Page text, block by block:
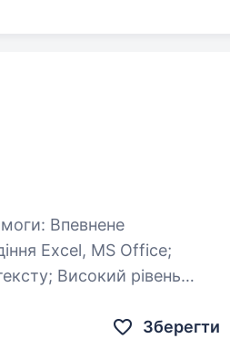
Зберегти